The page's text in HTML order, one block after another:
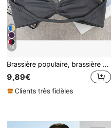
16
Brassière populaire, brassière de sport à fines bretelles sans dos pour femmes, soutien léger, Top court de gym, brassière de yoga plissée sans couture, printemps
9,89€
Clients très fidèles